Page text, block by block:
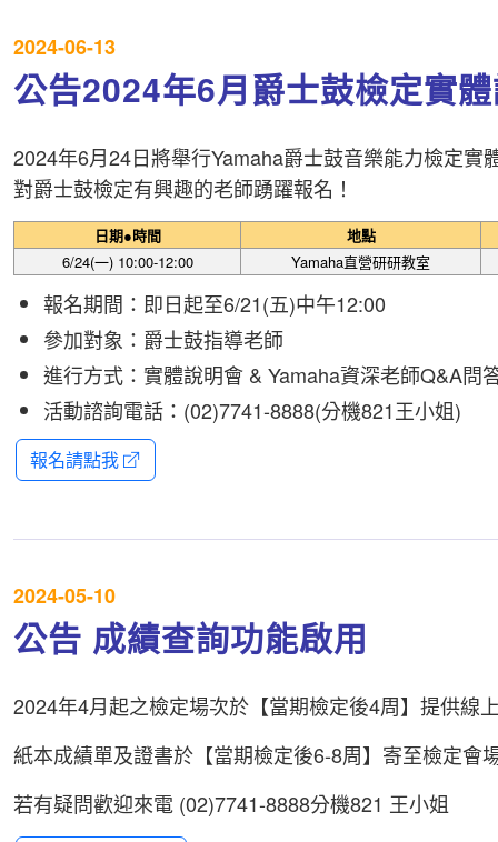
2024-06-13
公告2024年6月爵士鼓檢定實
2024年6月24日將舉行Yamaha爵士鼓音樂能力檢定實
對爵士鼓檢定有興趣的老師踴躍報名！
日期●時間
地點
6/24(一) 10:00-12:00
Yamaha直營研研教室
報名期間：即日起至6/21(五)中午12:00
參加對象：爵士鼓指導老師
進行方式：實體說明會 & Yamaha資深老師Q&A問
活動諮詢電話：(02)7741-8888(分機821王小姐)
報名請點我
2024-05-10
公告 成績查詢功能啟用
2024年4月起之檢定場次於【當期檢定後4周】提供線
紙本成績單及證書於【當期檢定後6-8周】寄至檢定會
若有疑問歡迎來電 (02)7741-8888分機821 王小姐